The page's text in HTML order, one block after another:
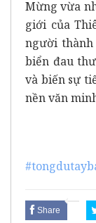
Mừng vừa
giới của
người
biển đau
và biến sự
nền văn
Share